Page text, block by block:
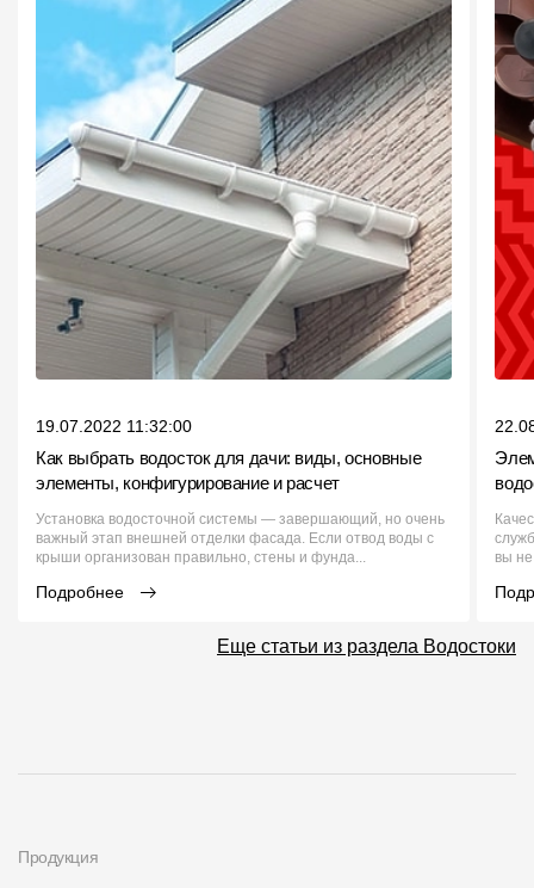
19.07.2022 11:32:00
Как выбрать водосток для дачи: виды, основные
элементы, конфигурирование и расчет
Установка водосточной системы — завершающий, но очень
важный этап внешней отделки фасада. Если отвод воды с
крыши организован правильно, стены и фунда...
Подробнее
вы
Еще статьи из раздела Водостоки
Продукция